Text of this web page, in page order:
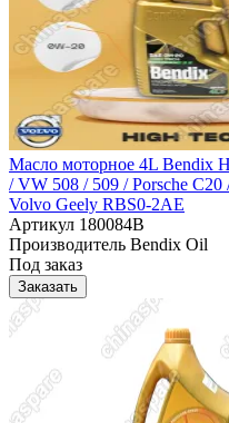
Масло моторное 4L Bendix
/ VW 508 / 509 / Porsche
Volvo Geely RBS0-2AE
Артикул 180084B
Производитель Bendix Oil
Под заказ
Заказать